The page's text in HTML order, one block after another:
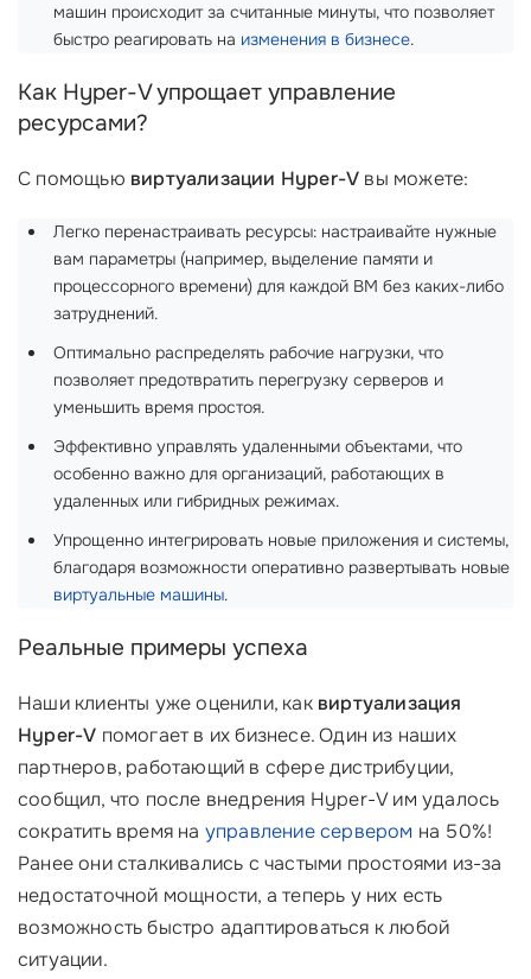
машин происходит за считанные минуты, что позволяет
быстро реагировать на изменения в бизнесе.
Как Hyper-V упрощает управление
ресурсами?
С помощью виртуализации Hyper-V вы можете:
Легко перенастраивать ресурсы: настраивайте нужные
вам параметры (например, выделение памяти и
процессорного времени) для каждой ВМ без каких-либо
затруднений.
Оптимально распределять рабочие нагрузки, что
позволяет предотвратить перегрузку серверов и
уменьшить время простоя.
Эффективно управлять удаленными объектами, что
особенно важно для организаций, работающих в
удаленных или гибридных режимах.
Упрощенно интегрировать новые приложения и системы,
благодаря возможности оперативно развертывать новые
виртуальные машины.
Реальные примеры успеха
Наши клиенты уже оценили, как виртуализация
Hyper-V помогает в их бизнесе. Один из наших
партнеров, работающий в сфере дистрибуции,
сообщил, что после внедрения Hyper-V им удалось
сократить время на управление сервером на 50%!
Ранее они сталкивались с частыми простоями из-за
недостаточной мощности, а теперь у них есть
возможность быстро адаптироваться к любой
ситуации.